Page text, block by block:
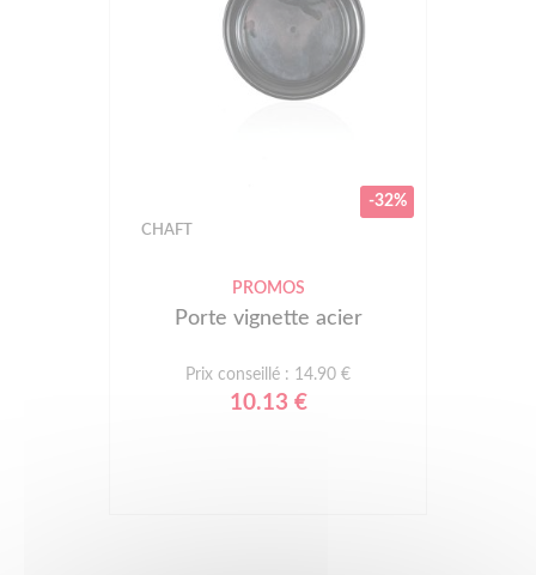
-32%
CHAFT
PROMOS
Porte vignette acier
Prix conseillé : 14.90 €
10.13 €